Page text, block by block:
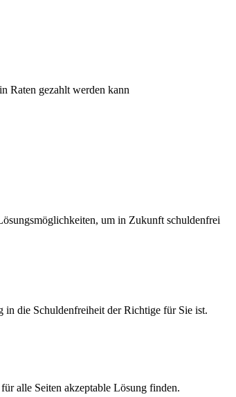
Raten gezahlt werden kann
um in Zukunft schuldenfrei
in die Schuldenfreiheit der Richtige für Sie ist.
alle Seiten akzeptable Lösung finden.